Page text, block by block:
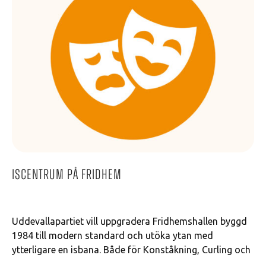
Iscentrum på Fridhem
Uddevallapartiet vill uppgradera Fridhemshallen byggd
1984 till modern standard och utöka ytan med
ytterligare en isbana. Både för Konståkning, Curling och